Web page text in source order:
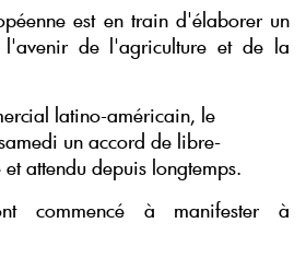
est en train d'élaborer un
de l'agriculture et de la
latino-américain, le
un accord de libre-
attendu depuis longtemps.
commencé à manifester à